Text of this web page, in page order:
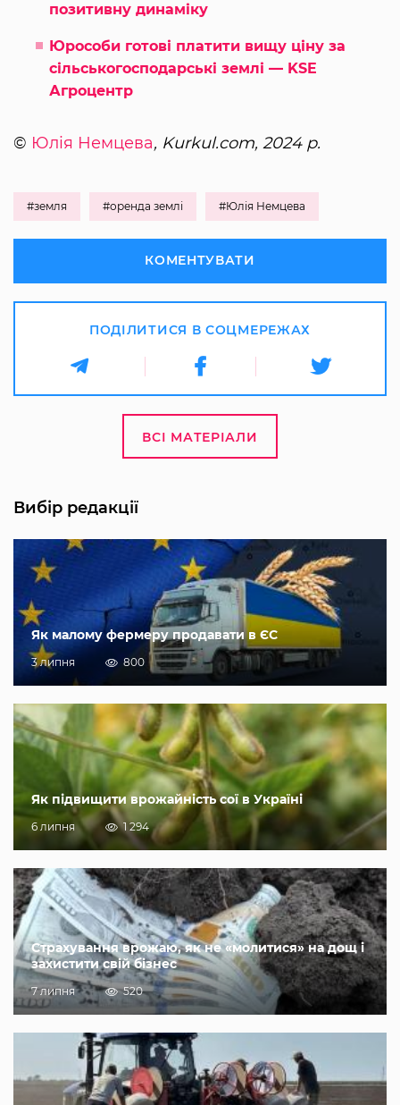
позитивну динаміку
Юрособи готові платити вищу ціну за
сільськогосподарські землі — KSE
Агроцентр
© Юлія Немцева, Kurkul.com, 2024 р.
#земля #оренда землі #Юлія Немцева
КОМЕНТУВАТИ
ПОДІЛИТИСЯ В СОЦМЕРЕЖАХ
ВСІ МАТЕРІАЛИ
Вибір редакції
Як малому фермеру продавати в ЄС
3 липня 800
Як підвищити врожайність сої в Україні
6 липня 1 294
Страхування врожаю, як не «молитися» на дощ і
захистити свій бізнес
7 липня 520